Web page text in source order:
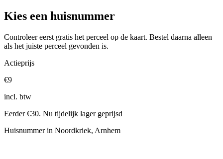
Kies een huisnummer
Controleer eerst gratis het perceel op de kaart. Bestel daarna alleen
als het juiste perceel gevonden is.
Actieprijs
€9
incl. btw
Eerder €30. Nu tijdelijk lager geprijsd
Huisnummer in Noordkriek, Arnhem